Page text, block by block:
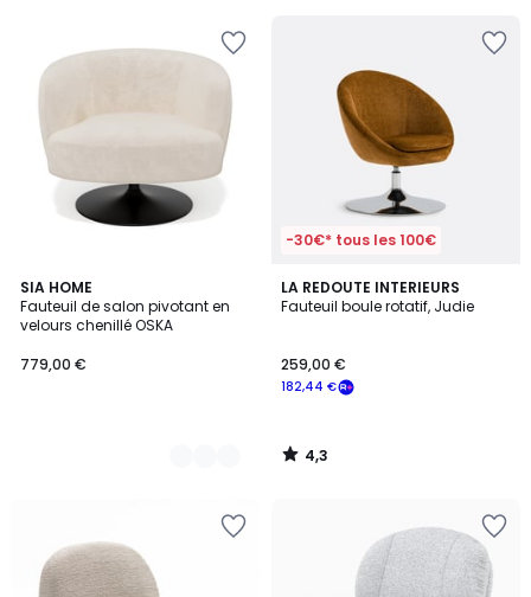
SIA HOME
Fauteuil de salon pivotant en
velours chenillé OSKA
779,00 €
2
Couleurs
-30€* tous les 100€
LA REDOUTE INTERIEURS
Fauteuil boule rotatif, Judie
182,44 €
259,00 €
4,3
/ 5
4,3
/